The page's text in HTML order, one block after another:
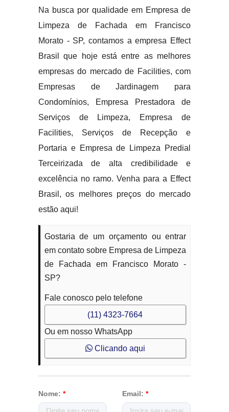
Na busca por qualidade em Empresa de
Limpeza de Fachada em Francisco
Morato - SP, contamos a empresa Effect
Brasil que hoje está entre as melhores
empresas do mercado de Facilities, com
Empresas de Jardinagem para
Condomínios, Empresa Prestadora de
Serviços de Limpeza, Empresa de
Facilities, Serviços de Recepção e
Portaria e Empresa de Limpeza Predial
Terceirizada de alta credibilidade e
excelência no ramo. Venha para a Effect
Brasil, os melhores preços do mercado
estão aqui!
Gostaria de um orçamento ou entrar
em contato sobre Empresa de Limpeza
de Fachada em Francisco Morato -
SP?
Fale conosco pelo telefone
(11) 4323-7664
Ou em nosso WhatsApp
Clicando aqui
Nome: * Email: *